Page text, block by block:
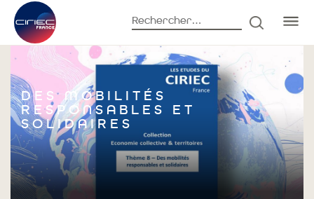
Rechercher :
Accueil Publications Des mobilités responsables et solidaires
DES MOBILITÉS
RESPONSABLES ET
SOLIDAIRES